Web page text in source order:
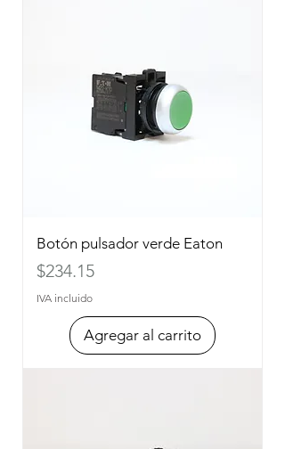
Botón pulsador verde Eaton
Precio
$234.15
IVA incluido
Agregar al carrito